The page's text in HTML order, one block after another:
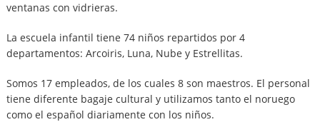
ventanas con vidrieras.
La escuela infantil tiene 74 niños repartidos por 4
departamentos: Arcoiris, Luna, Nube y Estrellitas.
Somos 17 empleados, de los cuales 8 son maestros. El personal
tiene diferente bagaje cultural y utilizamos tanto el noruego
como el español diariamente con los niños.